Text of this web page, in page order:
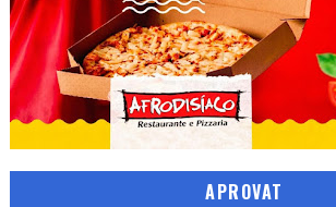
APROVAT